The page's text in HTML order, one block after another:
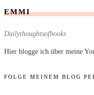
EMMI
Dailythoughtsofbooks
Hier blogge ich über meine
FOLGE MEINEM BLOG